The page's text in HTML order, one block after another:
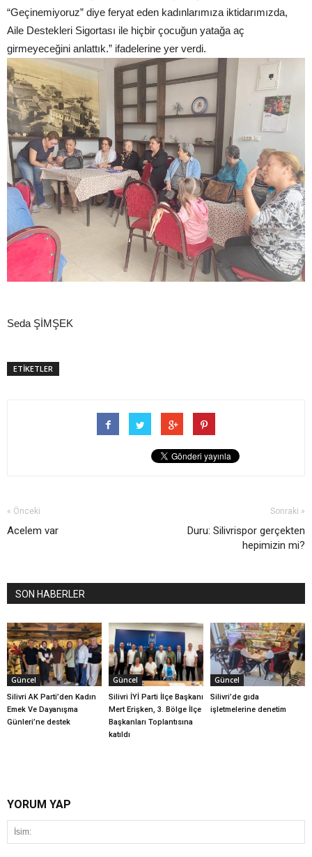
“Geçinemiyoruz” diye feryat eden kadınlarımıza iktidarımızda,
Aile Destekleri Sigortası ile hiçbir çocuğun yatağa aç
girmeyeceğini anlattık.” ifadelerine yer verdi.
Seda ŞİMŞEK
ETİKETLER
« Önceki
Acelem var
Sonraki »
Duru: Silivrispor gerçekten
hepimizin mi?
SON HABERLER
Güncel
Silivri AK Parti’den Kadın
Emek Ve Dayanışma
Günleri’ne destek
Güncel
Silivri İYİ Parti İlçe Başkanı
Mert Erişken, 3. Bölge İlçe
Başkanları Toplantısına
katıldı
Güncel
Silivri’de gıda
işletmelerine denetim
YORUM YAP